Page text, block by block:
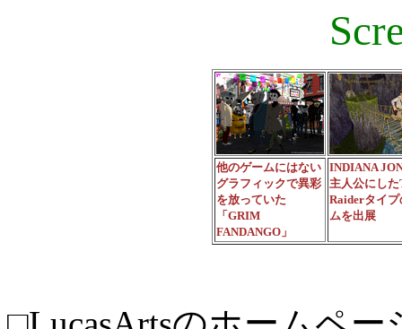
他のゲームにはない
グラフィックで異彩
を放っていた
「GRIM
FANDANGO」
INDIANA
主人公にした
Raiderタイプ
ムを出展